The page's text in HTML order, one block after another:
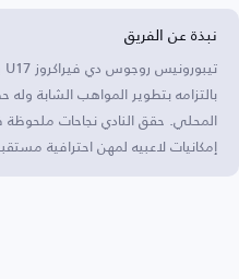
نبذة عن الفريق
بالتزامه بتطوير المواهب الشابة
المحلي. حقق النادي نجاحات
إمكانيات لاعبيه لمهن احترافية